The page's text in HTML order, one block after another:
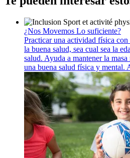
¿Nos Movemos Lo suficiente?
Practicar una actividad física con
la buena salud, sea cual sea la
salud. Ayuda a mantener la
una buena salud física y